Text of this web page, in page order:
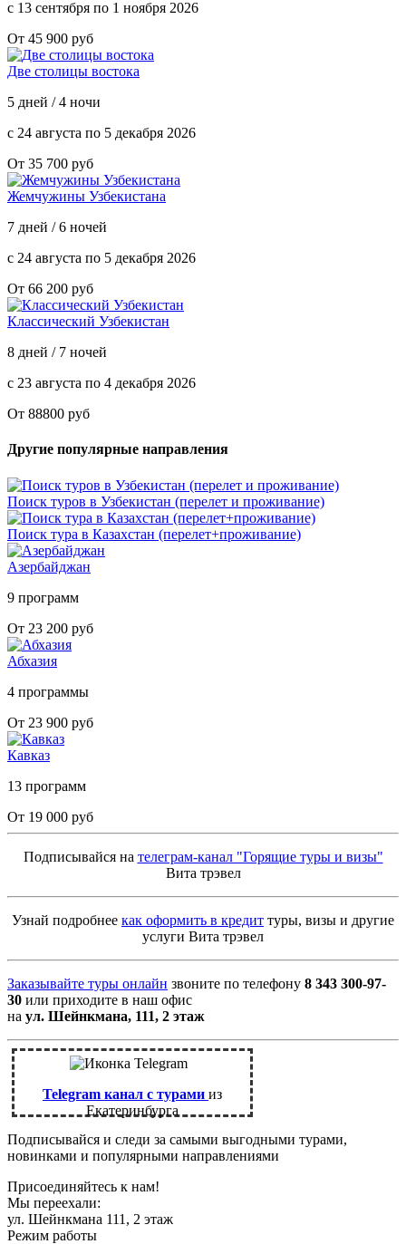
с 13 сентября по 1 ноября 2026
От 45 900 руб
Две столицы востока
5 дней / 4 ночи
с 24 августа по 5 декабря 2026
От 35 700 руб
Жемчужины Узбекистана
7 дней / 6 ночей
с 24 августа по 5 декабря 2026
От 66 200 руб
Классический Узбекистан
8 дней / 7 ночей
с 23 августа по 4 декабря 2026
От 88800 руб
Другие популярные направления
Поиск туров в Узбекистан (перелет и проживание)
Поиск тура в Казахстан (перелет+проживание)
Азербайджан
9 программ
От 23 200 руб
Абхазия
4 программы
От 23 900 руб
Кавказ
13 программ
От 19 000 руб
Подписывайся на телеграм-канал "Горящие туры и визы"
Вита трэвел
Узнай подробнее как оформить в кредит туры, визы и другие
услуги Вита трэвел
Заказывайте туры онлайн звоните по телефону 8 343 300-97-
30 или приходите в наш офис
на ул. Шейнкмана, 111, 2 этаж
Telegram канал с турами из
Екатеринбурга
Подписывайся и следи за самыми выгодными турами,
новинками и популярными направлениями
Присоединяйтесь к нам!
Мы переехали:
ул. Шейнкмана 111, 2 этаж
Режим работы